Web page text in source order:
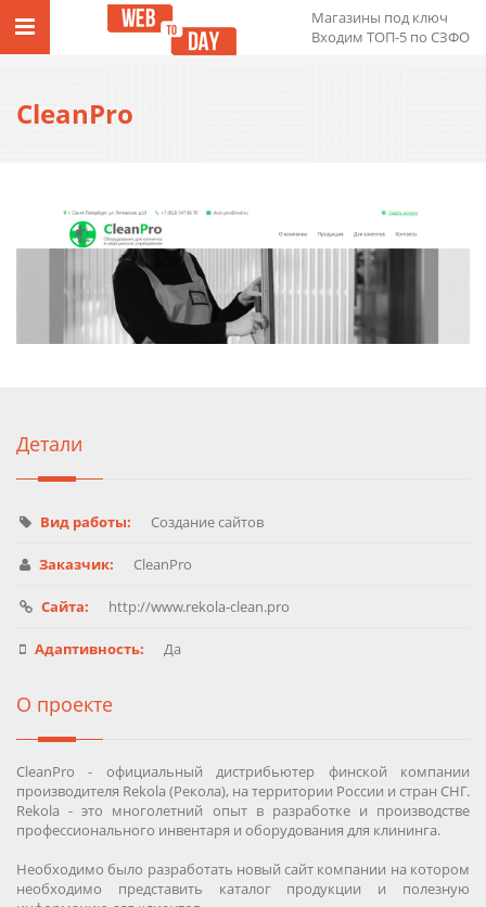
Магазины под ключ
Входим ТОП-5 по СЗФО
CleanPro
Детали
Вид работы: Создание сайтов
Заказчик: CleanPro
Сайта: http://www.rekola-clean.pro
Адаптивность: Да
О проекте
CleanPro - официальный дистрибьютер финской компании
производителя Rekola (Рекола), на территории России и стран СНГ.
Rekola - это многолетний опыт в разработке и производстве
профессионального инвентаря и оборудования для клининга.
Необходимо было разработать новый сайт компании на котором
необходимо представить каталог продукции и полезную